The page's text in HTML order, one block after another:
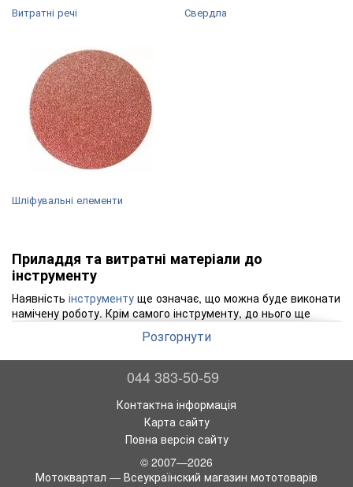
Витратні речі Свердла
Шліфувальні елементи
Приладдя та витратні матеріали до
інструменту
Наявність інструменту ще означає, що можна буде виконати
намічену роботу. Крім самого інструменту, до нього ще
. Як приладдя найчастіше застосовуються
акумуляторні батареї та зарядні пристрої для інструменту,
біти та головки, диски ріжучі, мітчики та плашки, патрони
для дриля, пиляльні полотна, пристосування для
свердлата шліфувальні елементи. Колообіг,
ручний або електричний дриль самі по собі не зможуть
просвердлити отвір у заданому місці. Для успішної роботи
цих інструментів потрібна така приналежність, як свердло.
Якщо ж потрібно в цьому отворі, наприклад, нарізати
різьблення, то ще знадобляться мітчик і комір. Так що без
Розгорнути
044 383-50-59
Контактна інформація
Карта сайту
Повна версія сайту
© 2007—2026
Мотоквартал — Всеукраїнский магазин мототоварів